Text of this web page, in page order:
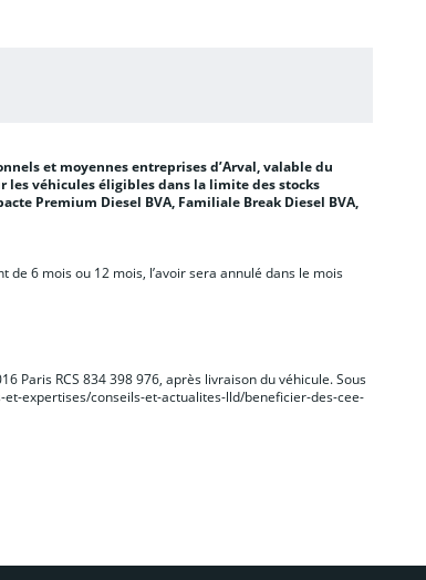
et moyennes entreprises d’Arval, valable du
les véhicules éligibles dans la limite des stocks
Premium Diesel BVA, Familiale Break Diesel BVA,
6 mois ou 12 mois, l’avoir sera annulé dans le mois
Paris RCS 834 398 976, après livraison du véhicule. Sous
expertises/conseils-et-actualites-lld/beneficier-des-cee-